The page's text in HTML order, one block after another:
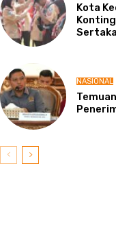
Kota
NASIONAL